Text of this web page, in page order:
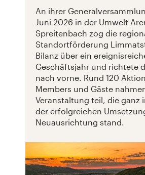
An ihrer
Juni 2026 in der Umwelt
Spreitenbach zog die
Standortförderung
Bilanz über ein
Geschäftsjahr und richtete
nach vorne. Rund 120
Members und Gäste
Veranstaltung teil, die ganz
der erfolgreichen
Neuausrichtung stand.